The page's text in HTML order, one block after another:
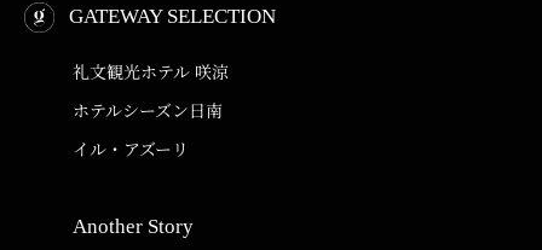
GATEWAY SELECTION
礼文観光ホテル 咲涼
ホテルシーズン日南
イル・アズーリ
Another Story